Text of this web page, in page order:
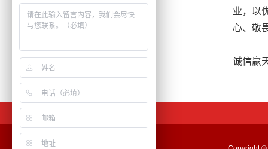
业，以
心、敬
诚信赢